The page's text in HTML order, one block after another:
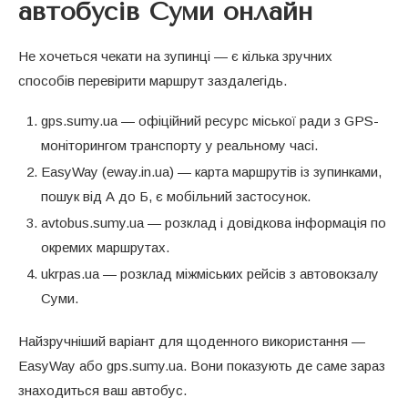
автобусів Суми онлайн
Не хочеться чекати на зупинці — є кілька зручних
способів перевірити маршрут заздалегідь.
gps.sumy.ua — офіційний ресурс міської ради з GPS-
моніторингом транспорту у реальному часі.
EasyWay (eway.in.ua) — карта маршрутів із зупинками,
пошук від А до Б, є мобільний застосунок.
avtobus.sumy.ua — розклад і довідкова інформація по
окремих маршрутах.
ukrpas.ua — розклад міжміських рейсів з автовокзалу
Суми.
Найзручніший варіант для щоденного використання —
EasyWay або gps.sumy.ua. Вони показують де саме зараз
знаходиться ваш автобус.